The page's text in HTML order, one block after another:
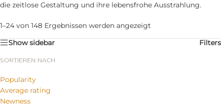
die zeitlose Gestaltung und ihre lebensfrohe Ausstrahlung.
1–24 von 148 Ergebnissen werden angezeigt
Show sidebar
Filters
SORTIEREN NACH
Popularity
Average rating
Newness